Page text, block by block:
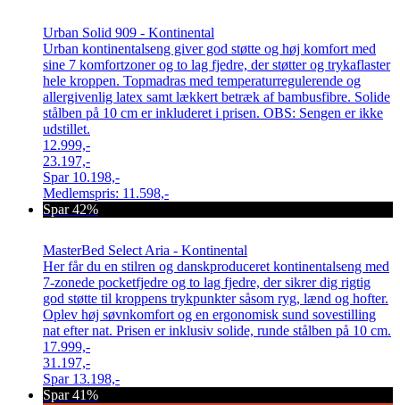
Urban Solid 909 - Kontinental
Urban kontinentalseng giver god støtte og høj komfort med
sine 7 komfortzoner og to lag fjedre, der støtter og trykaflaster
hele kroppen. Topmadras med temperaturregulerende og
allergivenlig latex samt lækkert betræk af bambusfibre. Solide
stålben på 10 cm er inkluderet i prisen. OBS: Sengen er ikke
udstillet.
12.999,-
23.197,-
Spar 10.198,-
Medlemspris: 11.598,-
Spar 42%
MasterBed Select Aria - Kontinental
Her får du en stilren og danskproduceret kontinentalseng med
7-zonede pocketfjedre og to lag fjedre, der sikrer dig rigtig
god støtte til kroppens trykpunkter såsom ryg, lænd og hofter.
Oplev høj søvnkomfort og en ergonomisk sund sovestilling
nat efter nat. Prisen er inklusiv solide, runde stålben på 10 cm.
17.999,-
31.197,-
Spar 13.198,-
Spar 41%